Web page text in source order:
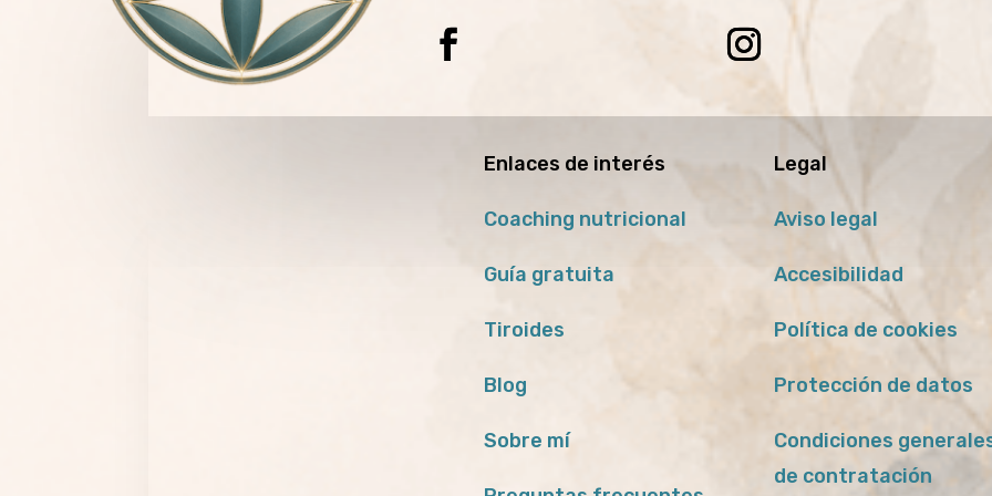
Enlaces de interés
Coaching nutricional
Guía gratuita
Tiroides
Blog
Sobre mí
Legal
Aviso legal
Accesibilidad
Política de cookies
Protección de datos
Condiciones
de contratación